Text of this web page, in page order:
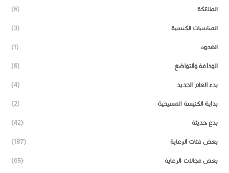
الملائكة (6)
المناسبات الكنسية (3)
الهدوء (1)
الوداعة والتواضع (6)
بدء العام الجديد (4)
بداية الكنيسة المسيحية (2)
بدع حديثة (42)
بعض فئات الرعاية (187)
بعض مجالات الرعاية (65)